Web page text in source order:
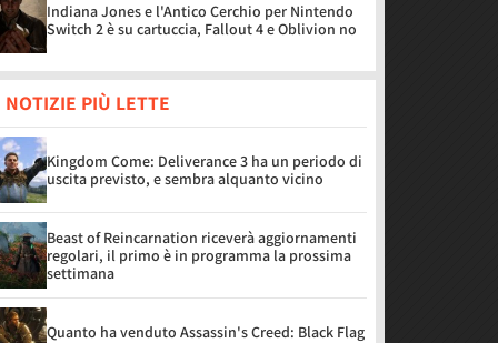
Indiana Jones e l'Antico Cerchio per Nintendo
Switch 2 è su cartuccia, Fallout 4 e Oblivion no
NOTIZIE PIÙ LETTE
Kingdom Come: Deliverance 3 ha un periodo di
uscita previsto, e sembra alquanto vicino
Beast of Reincarnation riceverà aggiornamenti
regolari, il primo è in programma la prossima
settimana
Quanto ha venduto Assassin's Creed: Black Flag